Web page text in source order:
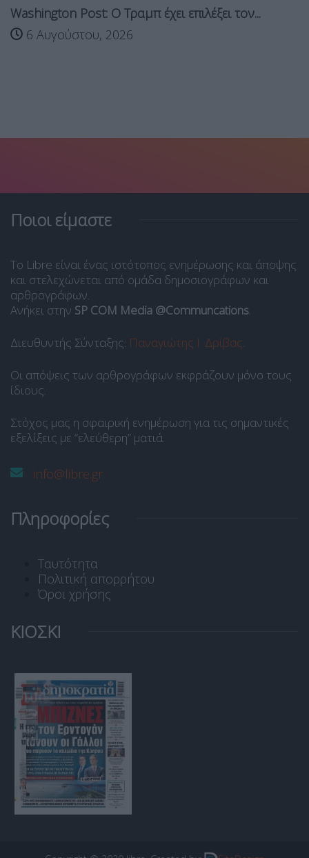
Washington Post: Ο Τραμπ έχει επιλέξει τον...
6 Αυγούστου, 2026
Ποιοι είμαστε
Το Libre είναι ένας ιστότοπος ενημέρωσης και άποψης
και στελεχώνεται από ομάδα δημοσιογράφων και
αρθρογράφων.
Ανήκει στην SP COM Media @Communcations.
Διευθυντής Σύνταξης: Παναγιώτης Ι. Δρίβας.
Οι απόψεις των αρθρογράφων εκφράζουν μόνο τους
ίδιους.
Στόχος μας η σφαιρική ενημέρωση για τις σημαντικές
εξελίξεις με “ελεύθερη” ματιά.
info@libre.gr
Πληροφορίες
Ταυτότητα
Πολιτική απορρήτου
Όροι χρήσης
ΚΙΟΣΚΙ